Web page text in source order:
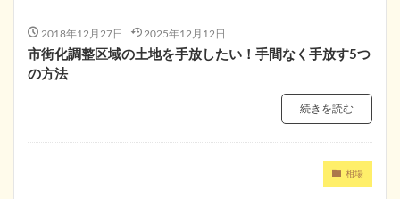
2018年12月27日 2025年12月12日
市街化調整区域の土地を手放したい！手間なく手放す5つ
の方法
続きを読む
相場